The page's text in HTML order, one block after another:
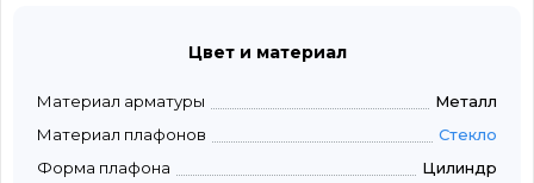
Цвет и материал
Материал арматуры
Металл
Материал плафонов
Стекло
Форма плафона
Цилиндр